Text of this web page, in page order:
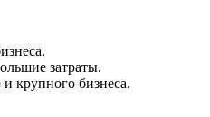
затраты.
крупного бизнеса.